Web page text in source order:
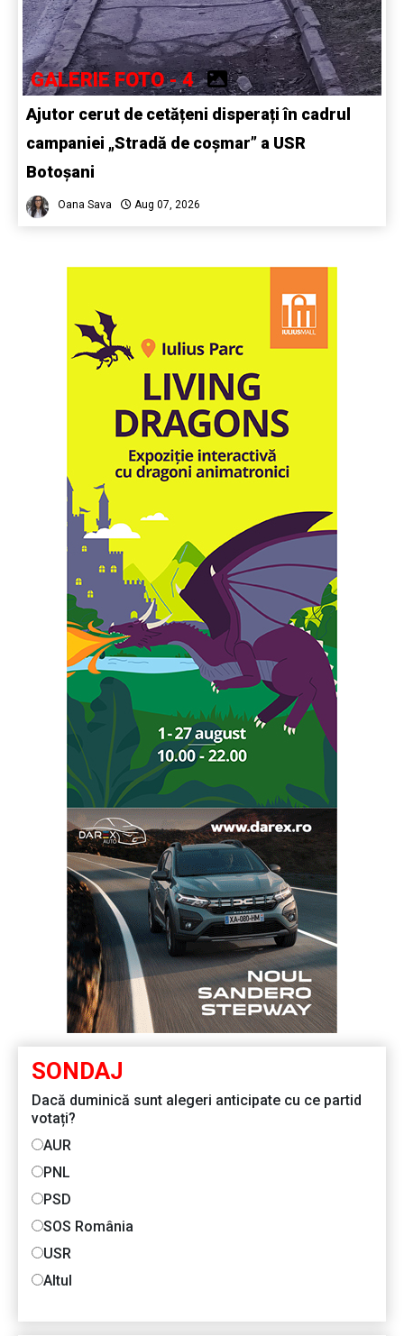
GALERIE FOTO - 4
Ajutor cerut de cetățeni disperați în cadrul
campaniei „Stradă de coșmar” a USR
Botoșani
Oana Sava Aug 07, 2026
SONDAJ
Dacă duminică sunt alegeri anticipate cu ce partid
votați?
AUR
PNL
PSD
SOS România
USR
Altul